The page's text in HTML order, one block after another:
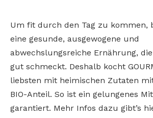
Um fit durch den Tag zu kommen,
eine gesunde, ausgewogene und
abwechslungsreiche Ernährung,
gut schmeckt. Deshalb kocht
liebsten mit heimischen Zutaten
BIO-Anteil. So ist ein gelungenes
garantiert. Mehr Infos dazu gibt’s